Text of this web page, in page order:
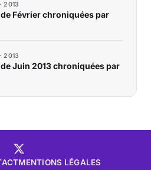
2013
Février chroniquées par
2013
Juin 2013 chroniquées par
MENTIONS LÉGALES